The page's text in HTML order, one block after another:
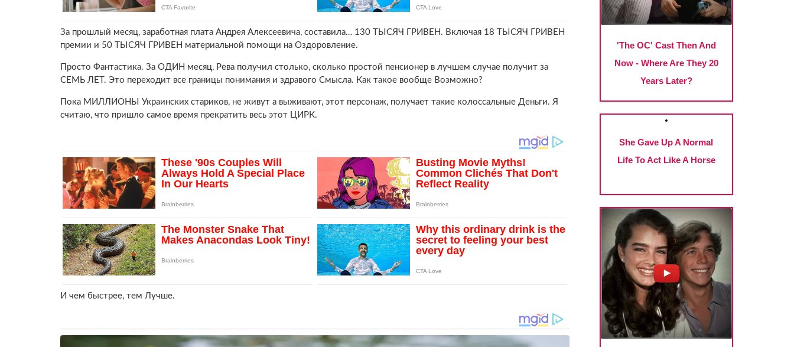
За прошлый месяц, заработная плата Андрея Алексеевича, составила… 130 ТЫСЯЧ ГРИВЕН. Включая 18 ТЫСЯЧ ГРИВЕН
премии и 50 ТЫСЯЧ ГРИВЕН материальной помощи на Оздоровление.
Просто Фантастика. За ОДИН месяц, Рева получил столько, сколько простой пенсионер в лучшем случае получит за
СЕМЬ ЛЕТ. Это переходит все границы понимания и здравого Смысла. Как такое вообще Возможно?
Пока МИЛЛИОНЫ Украинских стариков, не живут а выживают, этот персонаж, получает такие колоссальные Деньги. Я
считаю, что пришло самое время прекратить весь этот ЦИРК.
И чем быстрее, тем Лучше.